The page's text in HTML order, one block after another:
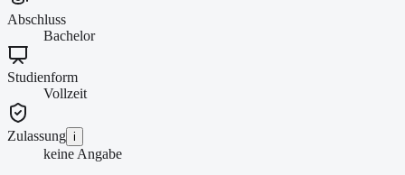
Abschluss
Bachelor
Studienform
Vollzeit
Zulassung i
keine Angabe